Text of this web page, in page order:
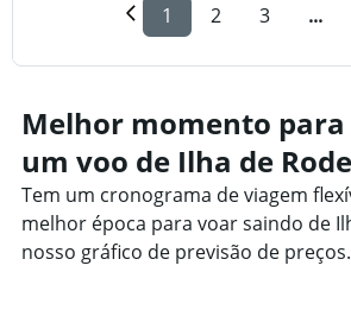
1 2 3 ...
Melhor momento
um voo de Ilha de
Tem um cronograma de viagem
melhor época para voar saindo de
nosso gráfico de previsão de preços.